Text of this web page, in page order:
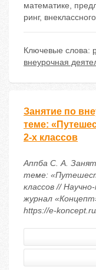
математике,
ринг,
Ключевые слова:
внеурочная
Занятие по
теме:
2-х классов
Аппба С. А.
теме:
классов //
журнал
https://e-